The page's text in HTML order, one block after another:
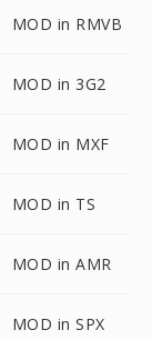
MOD in RMVB
MOD in 3G2
MOD in MXF
MOD in TS
MOD in AMR
MOD in SPX